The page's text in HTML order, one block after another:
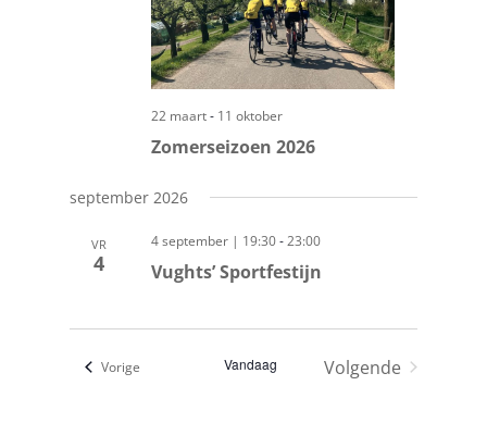
22 maart- 11 oktober
Zomerseizoen 2026
september 2026
VR
4
4 september | 19:30-23:00
Vughts’ Sportfestijn
Vorige Vandaag
Volgende